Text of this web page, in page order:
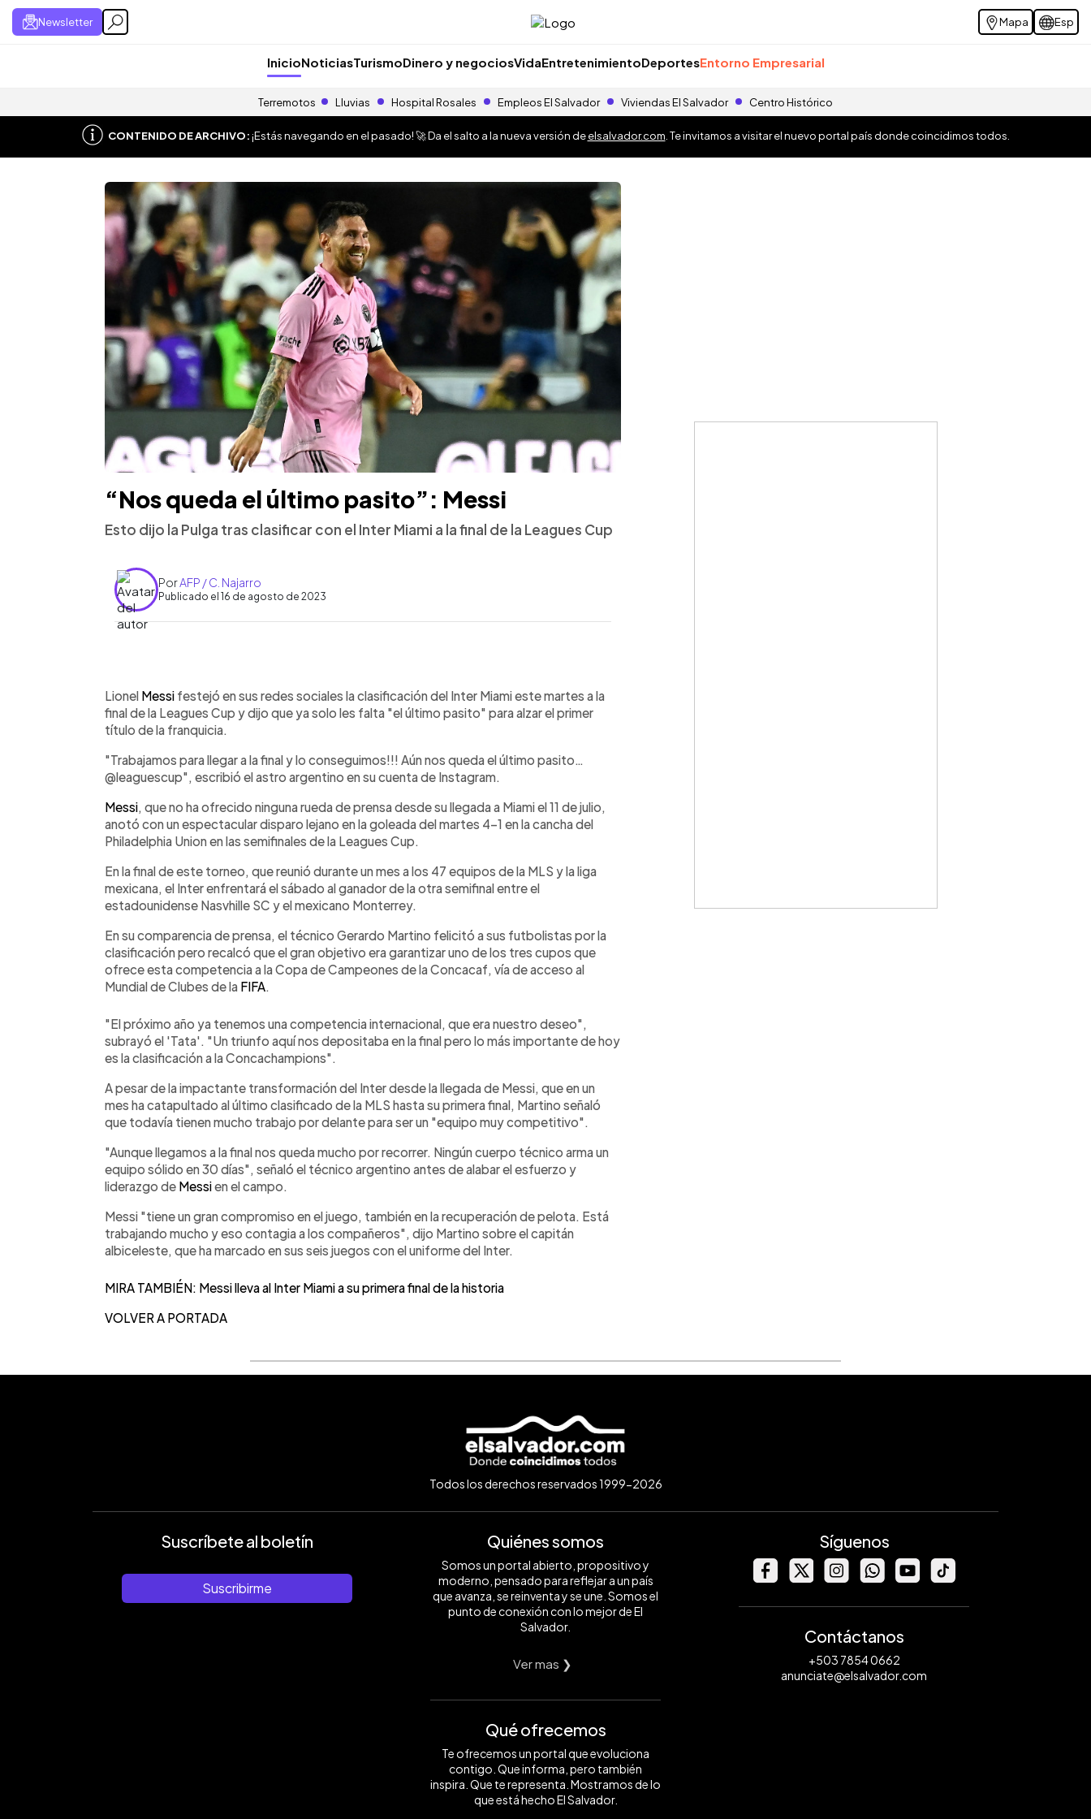
Newsletter Mapa Esp
InicioNoticiasTurismoDinero y negociosVidaEntretenimientoDeportesEntorno Empresarial
Terremotos Lluvias Hospital Rosales Empleos El Salvador Viviendas El Salvador Centro Histórico
CONTENIDO DE ARCHIVO:¡Estás navegando en el pasado! 🚀 Da el salto a la nueva versión deelsalvador.com . Te invitamos a visitar el nuevo portal país donde coincidimos todos.
“Nos queda el último pasito”: Messi
Esto dijo la Pulga tras clasificar con el Inter Miami a la final de la Leagues Cup
PorAFP / C. Najarro
Publicado el 16 de agosto de 2023
Escuchar artículo
Lionel Messi festejó en sus redes sociales la clasificación del Inter Miami este martes a la
final de la Leagues Cup y dijo que ya solo les falta "el último pasito" para alzar el primer
título de la franquicia.
"Trabajamos para llegar a la final y lo conseguimos!!! Aún nos queda el último pasito…
@leaguescup", escribió el astro argentino en su cuenta de Instagram.
Messi , que no ha ofrecido ninguna rueda de prensa desde su llegada a Miami el 11 de julio,
anotó con un espectacular disparo lejano en la goleada del martes 4-1 en la cancha del
Philadelphia Union en las semifinales de la Leagues Cup.
En la final de este torneo, que reunió durante un mes a los 47 equipos de la MLS y la liga
mexicana, el Inter enfrentará el sábado al ganador de la otra semifinal entre el
estadounidense Nasvhille SC y el mexicano Monterrey.
En su comparencia de prensa, el técnico Gerardo Martino felicitó a sus futbolistas por la
clasificación pero recalcó que el gran objetivo era garantizar uno de los tres cupos que
ofrece esta competencia a la Copa de Campeones de la Concacaf, vía de acceso al
Mundial de Clubes de la FIFA
"El próximo año ya tenemos una competencia internacional, que era nuestro deseo",
subrayó el 'Tata'. "Un triunfo aquí nos depositaba en la final pero lo más importante de hoy
es la clasificación a la Concachampions".
A pesar de la impactante transformación del Inter desde la llegada de Messi, que en un
mes ha catapultado al último clasificado de la MLS hasta su primera final, Martino señaló
que todavía tienen mucho trabajo por delante para ser un "equipo muy competitivo".
"Aunque llegamos a la final nos queda mucho por recorrer. Ningún cuerpo técnico arma un
equipo sólido en 30 días", señaló el técnico argentino antes de alabar el esfuerzo y
liderazgo de Messien el campo.
Messi "tiene un gran compromiso en el juego, también en la recuperación de pelota. Está
trabajando mucho y eso contagia a los compañeros", dijo Martino sobre el capitán
albiceleste, que ha marcado en sus seis juegos con el uniforme del Inter.
MIRA TAMBIÉN: Messi lleva al Inter Miami a su primera final de la historia
VOLVER A PORTADA
Todos los derechos reservados 1999-2026
Suscríbete al boletín
Suscribirme
Quiénes somos
Somos un portal abierto, propositivo y
moderno, pensado para reflejar a un país
que avanza, se reinventa y se une. Somos el
punto de conexión con lo mejor de El
Salvador.
Ver mas ❯
Qué ofrecemos
Te ofrecemos un portal que evoluciona
contigo. Que informa, pero también
inspira. Que te representa. Mostramos de lo
que está hecho El Salvador.
Síguenos
Contáctanos
+503 7854 0662
anunciate@elsalvador.com